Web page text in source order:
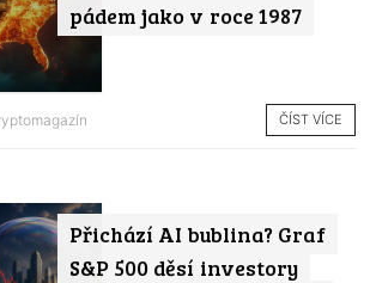
pádem jako v roce 1987
ČÍST VÍCE
Přichází AI bublina? Graf
S&P 500 děsí investory